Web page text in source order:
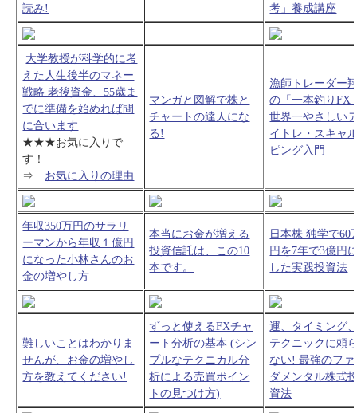
読み!
考」養成講座
大学教授が科学的に考
えた人生後半のマネー
戦略 老後資金、55歳ま
でに準備を始めれば間
に合います
★★★お気に入りで
す！
⇒ お気に入りの理由
マンガと図解で株と
チャートの達人にな
る!
漁師トレーダー
の「一本釣りFX
世界一やさしい
イトレ・スキャ
ピング入門
年収350万円のサラリ
ーマンから年収１億円
になった小林さんのお
金の増やし方
本当にお金が増える
投資信託は、この10
本です。
日本株 独学で60
円を7年で3億円
した実践投資法
難しいことはわかりま
せんが、お金の増やし
方を教えてください!
ずっと使えるFXチャ
ート分析の基本 (シン
プルなテクニカル分
析による売買ポイン
トの見つけ方)
運、タイミング
テクニックに頼
ない! 最強のファ
ダメンタル株式
資法